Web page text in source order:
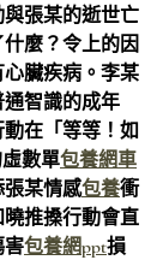
張某的逝世亡
麼？令上的因
臟疾病。李某
智識的成年
在「等等！如
數單包養網車
某情感包養衝
推搡行動會直
害包養網ppt損